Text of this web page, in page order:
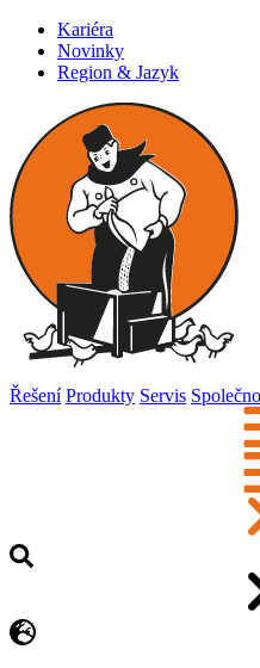
Kariéra
Novinky
Region & Jazyk
Řešení Produkty Servis